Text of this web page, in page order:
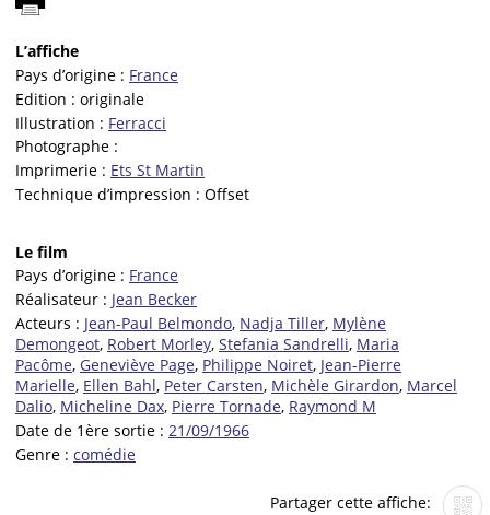
L’affiche
Pays d’origine : France
Edition : originale
Illustration : Ferracci
Photographe :
Imprimerie : Ets St Martin
Technique d’impression : Offset
Le film
Pays d’origine : France
Réalisateur : Jean Becker
Acteurs : Jean-Paul Belmondo, Nadja Tiller, Mylène
Demongeot, Robert Morley, Stefania Sandrelli, Maria
Pacôme, Geneviève Page, Philippe Noiret, Jean-Pierre
Marielle, Ellen Bahl, Peter Carsten, Michèle Girardon, Marcel
Dalio, Micheline Dax, Pierre Tornade, Raymond M
Date de 1ère sortie : 21/09/1966
Genre : comédie
Partager cette affiche: